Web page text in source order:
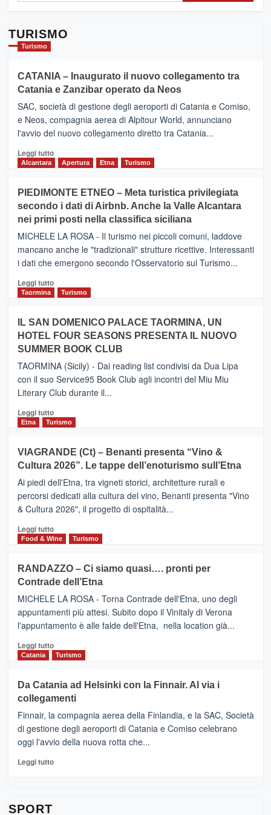
TURISMO
Turismo
CATANIA – Inaugurato il nuovo collegamento tra
Catania e Zanzibar operato da Neos
SAC, società di gestione degli aeroporti di Catania e Comiso,
e Neos, compagnia aerea di Alpitour World, annunciano
l'avvio del nuovo collegamento diretto tra Catania...
Leggi tuttoLeggi
CATANIA
–
Inaugurato
il
nuovo
collegamento
tra
e
Zanzibar
da
Neos
Alcantara Apertura Etna Turismo
PIEDIMONTE ETNEO – Meta turistica privilegiata
secondo i dati di Airbnb. Anche la Valle Alcantara
nei primi posti nella classifica siciliana
MICHELE LA ROSA - Il turismo nei piccoli comuni, laddove
mancano anche le "tradizionali" strutture ricettive. Interessanti
i dati che emergono secondo l'Osservatorio sul Turismo...
Leggi tuttoLeggi
PIEDIMONTE
ETNEO
–
Meta
turistica
privilegiata
secondo
dati
di
Anche
la
Alcantara
nei
primi
nella
classifica
Taormina Turismo
IL SAN DOMENICO PALACE TAORMINA, UN
HOTEL FOUR SEASONS PRESENTA IL NUOVO
SUMMER BOOK CLUB
TAORMINA (Sicily) - Dai reading list condivisi da Dua Lipa
con il suo Service95 Book Club agli incontri del Miu Miu
Literary Club durante il...
Leggi tuttoLeggi
di
IL
SAN
DOMENICO
PALACE
TAORMINA,
UN
HOTEL
FOUR
IL
NUOVO
SUMMER
CLUB
Etna Turismo
VIAGRANDE (Ct) – Benanti presenta “Vino &
Cultura 2026”. Le tappe dell’enoturismo sull’Etna
Ai piedi dell'Etna, tra vigneti storici, architetture rurali e
percorsi dedicati alla cultura del vino, Benanti presenta "Vino
& Cultura 2026", il progetto di ospitalità...
Leggi tuttoLeggi
di
VIAGRANDE
(Ct)
–
Benanti
presenta
“Vino
&
Cultura
tappe
dell’enoturismo
Food & Wine Turismo
RANDAZZO – Ci siamo quasi…. pronti per
Contrade dell’Etna
MICHELE LA ROSA - Torna Contrade dell'Etna, uno degli
appuntamenti più attesi. Subito dopo il Vinitaly di Verona
l'appuntamento è alle falde dell'Etna, nella location già...
Leggi tuttoLeggi
di
RANDAZZO
–
Ci
siamo
quasi….
pronti
per
Catania Turismo
Da Catania ad Helsinki con la Finnair. Al via i
collegamenti
Finnair, la compagnia aerea della Finlandia, e la SAC, Società
di gestione degli aeroporti di Catania e Comiso celebrano
oggi l'avvio della nuova rotta che...
Leggi tuttoLeggi
SPORT